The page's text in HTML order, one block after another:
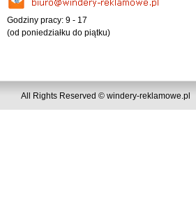
Godziny pracy: 9 - 17
(od poniedziałku do piątku)
All Rights Reserved © windery-reklamowe.pl